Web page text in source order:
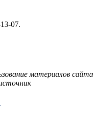
07.
материалов сайта